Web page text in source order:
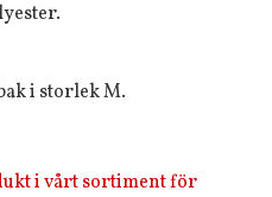
i storlek M.
i vårt sortiment för